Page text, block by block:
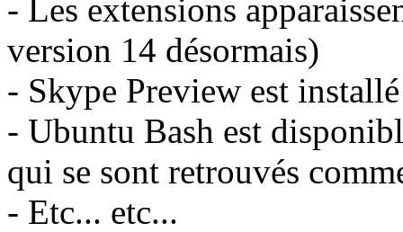
- Les extensions
version 14 désormais)
- Skype Preview est
- Ubuntu Bash est
qui se sont retrouvés
- Etc... etc...